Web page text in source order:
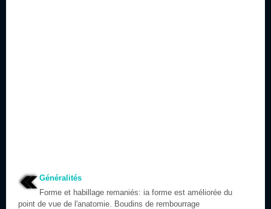
Généralités
Forme et habillage remaniés: ia forme est améliorée du
point de vue de l'anatomie. Boudins de rembourrage